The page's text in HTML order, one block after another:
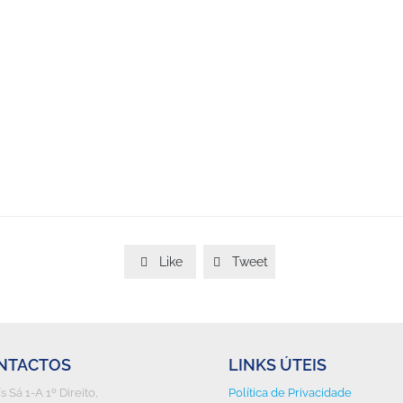
 Like  Tweet
Sá 1-A 1º Direito,
LINKS ÚTEIS
Política de Privacidade